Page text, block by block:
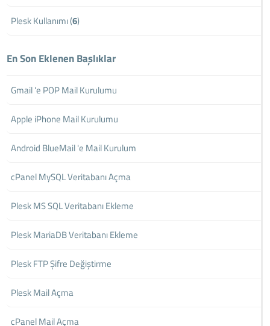
Plesk Kullanımı (6)
En Son Eklenen Başlıklar
Gmail 'e POP Mail Kurulumu
Apple iPhone Mail Kurulumu
Android BlueMail 'e Mail Kurulum
cPanel MySQL Veritabanı Açma
Plesk MS SQL Veritabanı Ekleme
Plesk MariaDB Veritabanı Ekleme
Plesk FTP Şifre Değiştirme
Plesk Mail Açma
cPanel Mail Açma